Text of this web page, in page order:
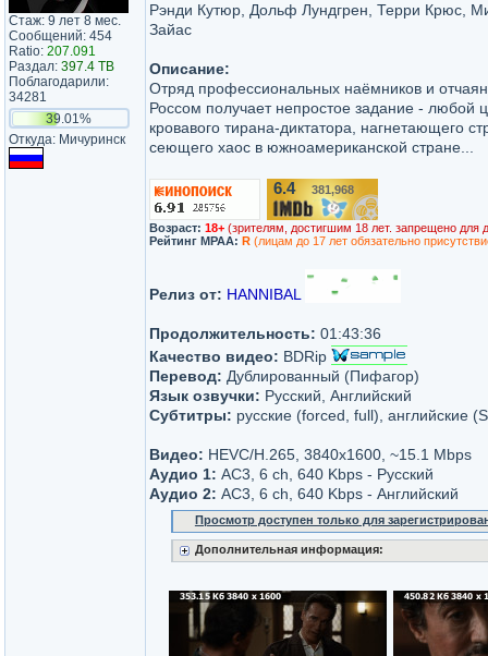
Стаж: 9 лет 8 мес.
Сообщений: 454
Ratio: 207.091
Раздал: 397.4 TB
Поблагодарили:
34281
39.01%
Откуда: Мичуринск
Рэнди Кутюр, Дольф Лундгрен, Терри Крюс,
Зайас
Описание:
Отряд профессиональных наёмников и
Россом получает непростое задание - любой
кровавого тирана-диктатора, нагнетающего
сеющего хаос в южноамериканской стране...
6.4/10 381,968
Возраст: 18+ (зрителям, достигшим 18 лет. запрещено для
Рейтинг MPAA: R (лицам до 17 лет обязательно
Релиз от: HANNIBAL
Продолжительность: 01:43:36
Качество видео: BDRip
Перевод: Дублированный (Пифагор)
Язык озвучки: Русский, Английский
Субтитры: русские (forced, full), английские
Видео: HEVC/H.265, 3840x1600, ~15.1 Mbps
Аудио 1: AC3, 6 ch, 640 Kbps - Русский
Аудио 2: AC3, 6 ch, 640 Kbps - Английский
Просмотр доступен только для
Дополнительная информация: